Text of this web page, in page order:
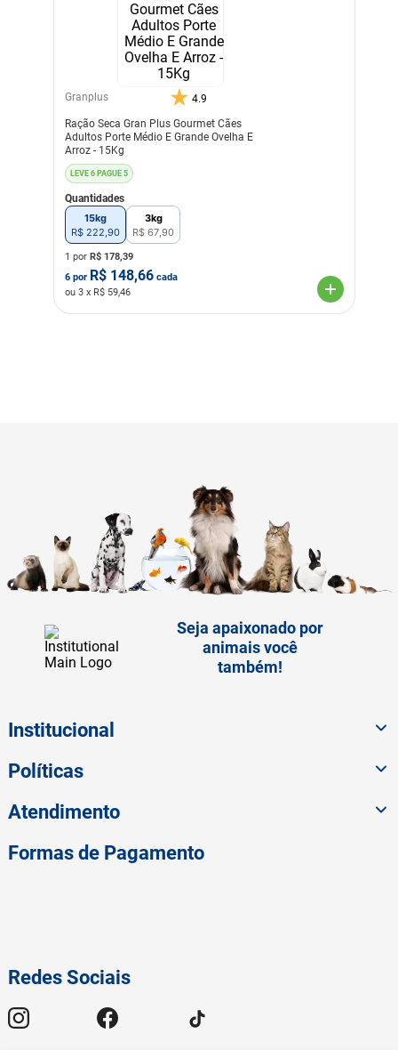
Granplus 4.9
Ração Seca Gran Plus Gourmet Cães
Adultos Porte Médio E Grande Ovelha E
Arroz - 15Kg
LEVE 6 PAGUE 5
Quantidades
15kg
R$ 222,90
3kg
R$ 67,90
1 por R$ 178,39
6 por R$ 148,66 cada
ou 3 x R$ 59,46
Seja apaixonado por
animais você
também!
Institucional
Políticas
Atendimento
Redes Sociais
Formas de Pagamento